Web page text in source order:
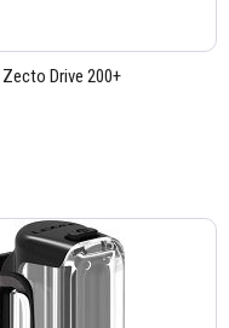
Drive 200+